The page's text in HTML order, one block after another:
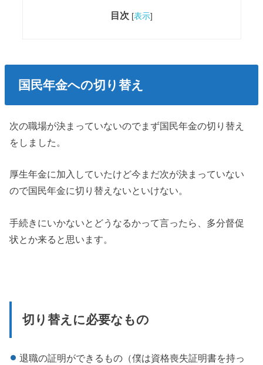
目次 [表示]
国民年金への切り替え
次の職場が決まっていないのでまず国民年金の切り替え
をしました。
厚生年金に加入していたけど今まだ次が決まっていない
ので国民年金に切り替えないといけない。
手続きにいかないとどうなるかって言ったら、多分督促
状とか来ると思います。
切り替えに必要なもの
退職の証明ができるもの（僕は資格喪失証明書を持っ